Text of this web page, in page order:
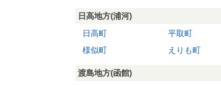
日高地方(浦河)
日高町
平取町
様似町
えりも町
渡島地方(函館)